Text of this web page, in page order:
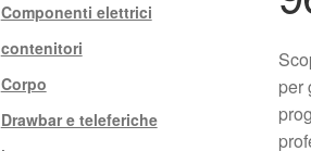
per
Componenti elettrici
contenitori
Corpo
Drawbar e teleferiche